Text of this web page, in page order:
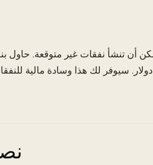
إلى 1,000 دولار. سيوفر لك هذا وسادة مالية